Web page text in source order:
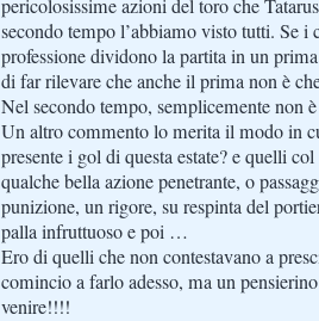
pericolosissime azioni del toro che
secondo tempo l’abbiamo visto tutti. Se i
professione dividono la partita in un
di far rilevare che anche il prima non è
Nel secondo tempo, semplicemente non
Un altro commento lo merita il modo in
presente i gol di questa estate? e quelli
qualche bella azione penetrante, o
punizione, un rigore, su respinta del
palla infruttuoso e poi …
Ero di quelli che non contestavano a
comincio a farlo adesso, ma un
venire!!!!